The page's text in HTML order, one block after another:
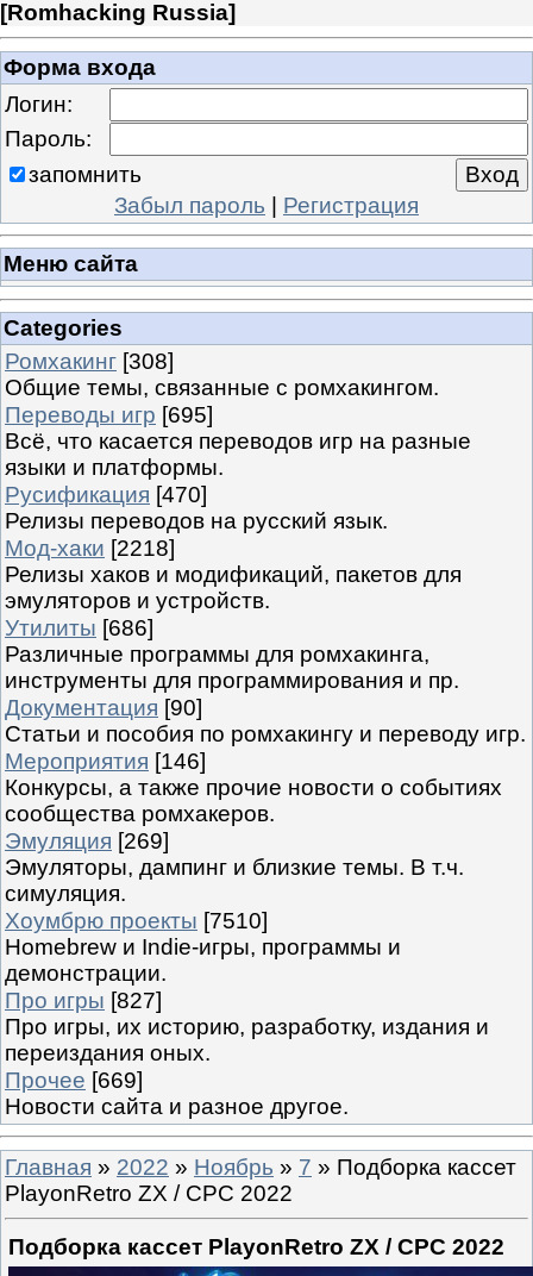
[Romhacking Russia]
Форма входа
Логин:
Пароль:
запомнить
Забыл пароль | Регистрация
Меню сайта
Categories
Ромхакинг [308]
Общие темы, связанные с ромхакингом.
Переводы игр [695]
Всё, что касается переводов игр на разные
языки и платформы.
Русификация [470]
Релизы переводов на русский язык.
Мод-хаки [2218]
Релизы хаков и модификаций, пакетов для
эмуляторов и устройств.
Утилиты [686]
Различные программы для ромхакинга,
инструменты для программирования и пр.
Документация [90]
Статьи и пособия по ромхакингу и переводу игр.
Мероприятия [146]
Конкурсы, а также прочие новости о событиях
сообщества ромхакеров.
Эмуляция [269]
Эмуляторы, дампинг и близкие темы. В т.ч.
симуляция.
Хоумбрю проекты [7510]
Homebrew и Indie-игры, программы и
демонстрации.
Про игры [827]
Про игры, их историю, разработку, издания и
переиздания оных.
Прочее [669]
Новости сайта и разное другое.
Главная » 2022 » Ноябрь » 7 » Подборка кассет
PlayonRetro ZX / CPC 2022
Подборка кассет PlayonRetro ZX / CPC 2022